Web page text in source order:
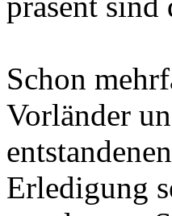
Schon
Vorländer
Erledigung